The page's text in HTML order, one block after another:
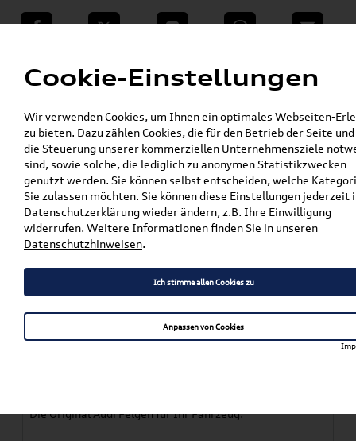
teilen Twitter Instagram WhatsApp E-Mail
VW Shop - VW Originalteile und Zubehör »
SKODA Produkte »
Pflege, Flüssigkeiten, Lackstifte & Spraydosen
»
Original Audi A5 (F5) Aluminiumfelge für
Winterbereifung 8W0601025EE
Original Audi A5 (F5)
Aluminiumfelge für
Winterbereifung
8W0601025EE
Die Original Audi Felgen für Ihr Fahrzeug.
Cookie-Einstellungen
Wir verwenden Cookies, um Ihnen ein optimales Webseiten-
zu bieten. Dazu zählen Cookies, die für den Betrieb der Seite
die Steuerung unserer kommerziellen Unternehmensziele
sind, sowie solche, die lediglich zu anonymen Statistikzwecken
genutzt werden. Sie können selbst entscheiden, welche
Sie zulassen möchten. Sie können diese Einstellungen jederzeit
Datenschutzerklärung wieder ändern, z.B. Ihre Einwilligung
widerrufen. Weitere Informationen finden Sie in unseren
Datenschutzhinweisen.
Ich stimme allen Cookies zu
Anpassen von Cookies